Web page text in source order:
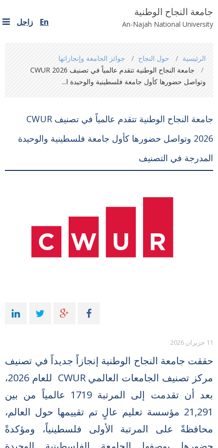
جامعة النجاح الوطنية
An-Najah National University
En زاجل
are
here
الرئيسية حول النجاح
جوائز الجامعة وإنجازاتها
جامعة النجاح الوطنية تتقدم عالمياً في تصنيف CWUR 2026
وتواصل حضورها كأول جامعة فلسطينية والوحيدة ا...
جامعة النجاح الوطنية تتقدم عالمياً في تصنيف CWUR
2026 وتواصل حضورها كأول جامعة فلسطينية والوحيدة
المدرجة في التصنيف
11 حزيران 2026
حققت جامعة النجاح الوطنية إنجازاً جديداً في تصنيف
مركز تصنيف الجامعات العالمي CWUR للعام 2026،
بعد أن تقدمت إلى المرتبة 1719 عالمياً من بين
21,291 مؤسسة تعليم عالٍ تم تقييمها حول العالم،
محافظةً على المرتبة الأولى فلسطينياً، ومؤكدةً